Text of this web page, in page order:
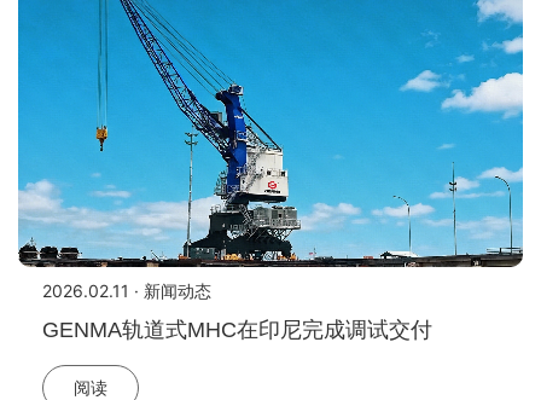
2026.02.11 · 新闻动态
GENMA轨道式MHC在印尼完成调试交付
阅读